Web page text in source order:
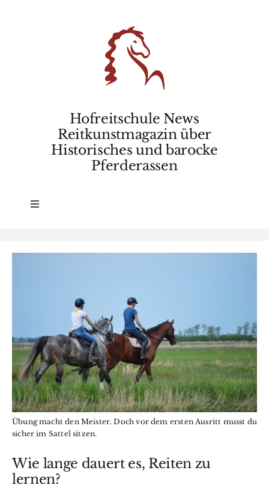
Hofreitschule News
Reitkunstmagazin über
Historisches und barocke
Pferderassen
Toggle
Markt
Termine
Kontakt
Search
for:
Übung macht den Meister. Doch vor dem ersten Ausritt musst du
sicher im Sattel sitzen.
Wie lange dauert es, Reiten zu
lernen?